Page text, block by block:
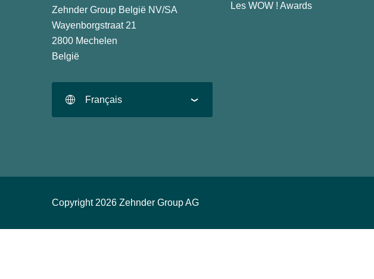
Zehnder Group België NV/SA
Wayenborgstraat 21
2800 Mechelen
België
Français
Les WOW ! Awards
Copyright 2026 Zehnder Group AG